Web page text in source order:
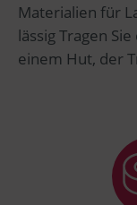
Materialien für
lässig Tragen
einem Hut, der